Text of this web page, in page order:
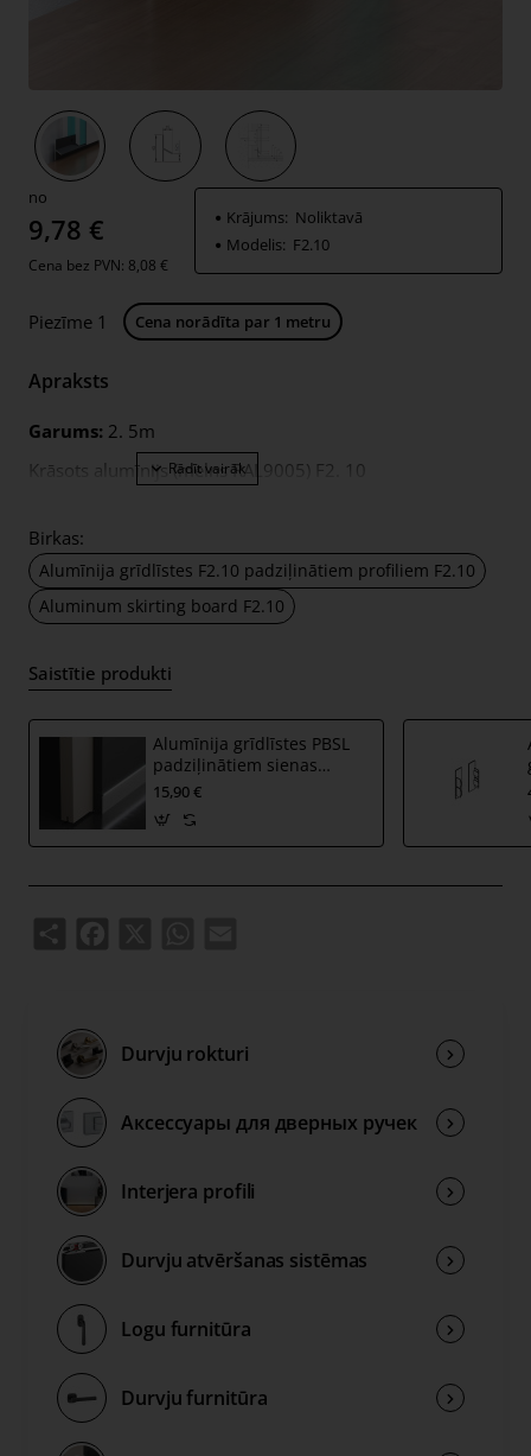
no
9,78 €
Cena bez PVN: 8,08 €
Krājums: Noliktavā
Modelis: F2.10
Piezīme 1 Cena norādīta par 1 metru
Apraksts
Garums: 2. 5m
Krāsots alumīnijs (melns RAL9005) F2. 10
Birkas:
Alumīnija grīdlīstes F2.10 padziļinātiem profiliem F2.10
Aluminum skirting board F2.10
Saistītie produkti
Alumīnija grīdlīstes PBSL
padziļinātiem sienas
profiliem PBSB ar LED
15,90 €
Durvju rokturi
Аксессуары для дверных ручек
Interjera profili
Durvju atvēršanas sistēmas
Logu furnitūra
Durvju furnitūra